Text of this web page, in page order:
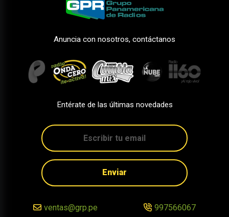
Anuncia con nosotros, contáctanos
Entérate de las últimas novedades
Enviar
ventas@grp.pe 997566067